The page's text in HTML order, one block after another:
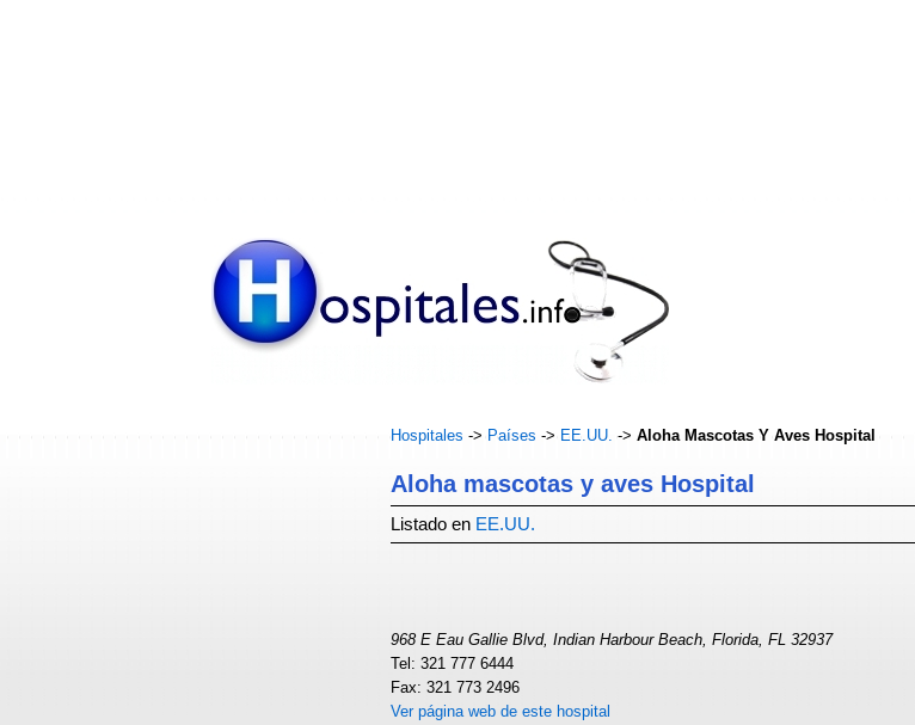
Hospitales -> Países -> EE.UU. -> Aloha Mascotas Y Aves Hospital
Aloha mascotas y aves Hospital
Listado en EE.UU.
968 E Eau Gallie Blvd, Indian Harbour Beach, Florida, FL 32937
Tel: 321 777 6444
Fax: 321 773 2496
Ver página web de este hospital